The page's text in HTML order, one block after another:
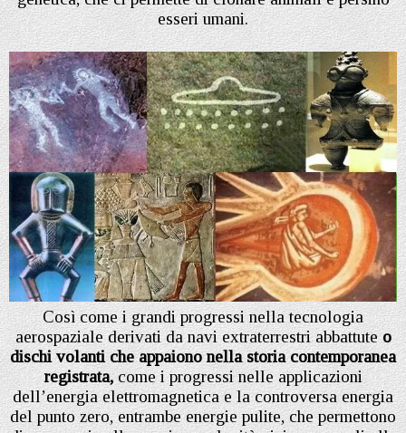
esseri umani.
Così come i grandi progressi nella tecnologia
aerospaziale derivati da navi extraterrestri abbattuteo
dischi volanti che appaiono nella storia contemporanea
registrata,come i progressi nelle applicazioni
dell’energia elettromagnetica e la controversa energia
del punto zero, entrambe energie pulite, che permettono